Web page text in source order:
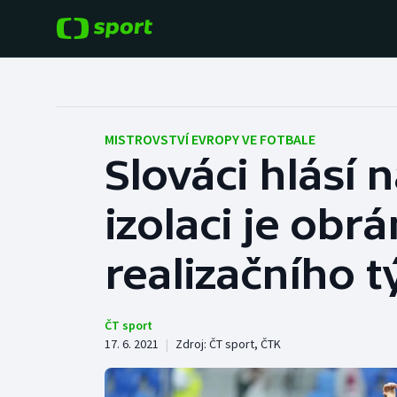
Hokej
Tenis
Baseball a softbal
Basketbal
Biatlon
MISTROVSTVÍ EVROPY VE FOTBALE
Slováci hlásí
izolaci je
realizačního
ČT sport
17. 6. 2021 | Zdroj: ČT sport, ČTK